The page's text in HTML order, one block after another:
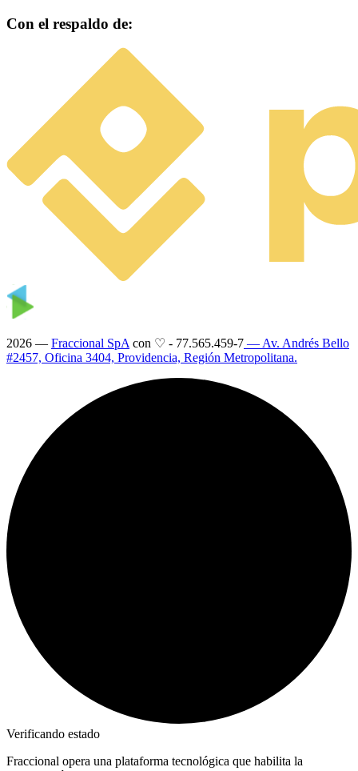
Con el respaldo de:
2026 — Fraccional SpA con ♡ - 77.565.459-7 — Av. Andrés Bello
#2457, Oficina 3404, Providencia, Región Metropolitana.
Verificando estado
Fraccional opera una plataforma tecnológica que habilita la